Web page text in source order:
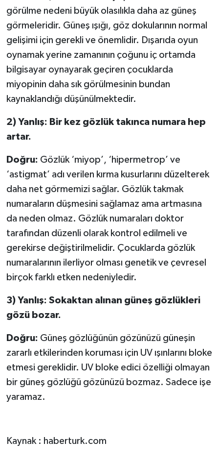
görülme nedeni büyük olasılıkla daha az güneş
görmeleridir. Güneş ışığı, göz dokularının normal
gelişimi için gerekli ve önemlidir. Dışarıda oyun
oynamak yerine zamanının çoğunu iç ortamda
bilgisayar oynayarak geçiren çocuklarda
miyopinin daha sık görülmesinin bundan
kaynaklandığı düşünülmektedir.
2) Yanlış: Bir kez gözlük takınca numara hep
artar.
Doğru: Gözlük ‘miyop’, ‘hipermetrop’ ve
‘astigmat’ adı verilen kırma kusurlarını düzelterek
daha net görmemizi sağlar. Gözlük takmak
numaraların düşmesini sağlamaz ama artmasına
da neden olmaz. Gözlük numaraları doktor
tarafından düzenli olarak kontrol edilmeli ve
gerekirse değiştirilmelidir. Çocuklarda gözlük
numaralarının ilerliyor olması genetik ve çevresel
birçok farklı etken nedeniyledir.
3) Yanlış: Sokaktan alınan güneş gözlükleri
gözü bozar.
Doğru: Güneş gözlüğünün gözünüzü güneşin
zararlı etkilerinden koruması için UV ışınlarını bloke
etmesi gereklidir. UV bloke edici özelliği olmayan
bir güneş gözlüğü gözünüzü bozmaz. Sadece işe
yaramaz.
Kaynak : haberturk.com